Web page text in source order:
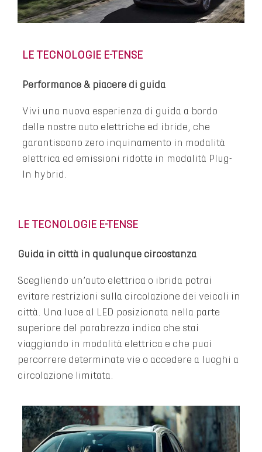
LE TECNOLOGIE E-TENSE
Performance & piacere di guida
Vivi una nuova esperienza di guida a bordo
delle nostre auto elettriche ed ibride, che
garantiscono zero inquinamento in modalità
elettrica ed emissioni ridotte in modalità Plug-
In hybrid.
LE TECNOLOGIE E-TENSE
Guida in città in qualunque circostanza
Scegliendo un’auto elettrica o ibrida potrai
evitare restrizioni sulla circolazione dei veicoli in
città. Una luce al LED posizionata nella parte
superiore del parabrezza indica che stai
viaggiando in modalità elettrica e che puoi
percorrere determinate vie o accedere a luoghi a
circolazione limitata.